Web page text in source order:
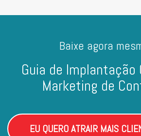
Baixe agora
Guia de Implantação
Marketing de
EU QUERO ATRAIR MAIS